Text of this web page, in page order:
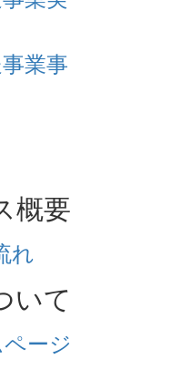
業事
概要
れ
いて
ージ